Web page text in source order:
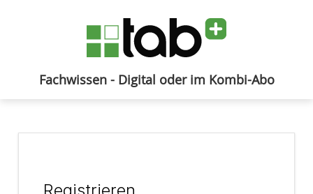
Fachwissen - Digital oder im Kombi-Abo